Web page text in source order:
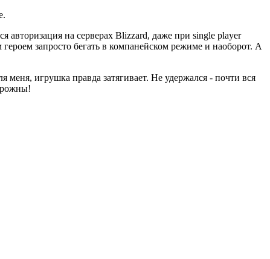
авторизация на серверах Blizzard, даже при single player
запросто бегать в компанейском режиме и наоборот. А
игрушка правда затягивает. Не удержался - почти вся